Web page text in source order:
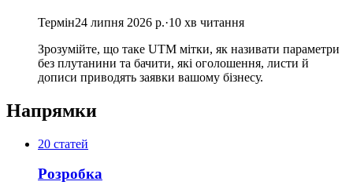
Термін24 липня 2026 р.·10 хв читання
Зрозумійте, що таке UTM мітки, як називати параметри
без плутанини та бачити, які оголошення, листи й
дописи приводять заявки вашому бізнесу.
Напрямки
20 статей
Розробка